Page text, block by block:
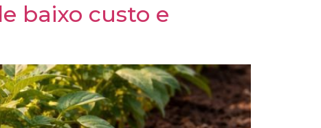
baixo custo e